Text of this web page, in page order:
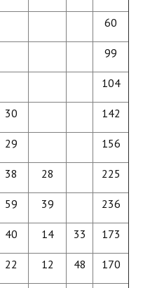
60
99
104
30 142
29 156
38 28 225
59 39 236
40 14 33 173
22 12 48 170